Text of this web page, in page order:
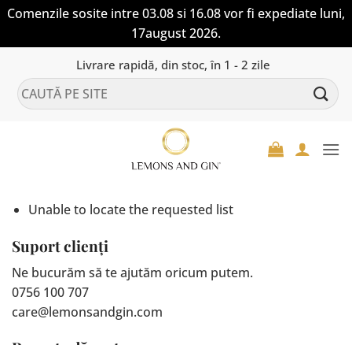
Comenzile sosite intre 03.08 si 16.08 vor fi expediate luni,
17august 2026.
content
Livrare rapidă, din stoc, în 1 - 2 zile
Caută
după:
Unable to locate the requested list
Suport clienți
Ne bucurăm să te ajutăm oricum putem.
0756 100 707
care@lemonsandgin.com